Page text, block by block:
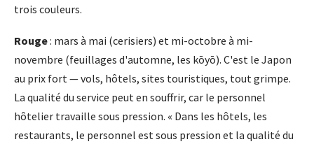
trois couleurs.
Rouge: mars à mai (cerisiers) et mi-octobre à mi-
novembre (feuillages d'automne, les kōyō). C'est le Japon
au prix fort — vols, hôtels, sites touristiques, tout grimpe.
La qualité du service peut en souffrir, car le personnel
hôtelier travaille sous pression. « Dans les hôtels, les
restaurants, le personnel est sous pression et la qualité du